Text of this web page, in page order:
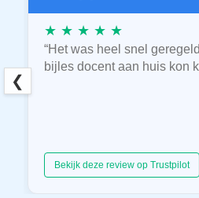
★ ★ ★ ★ ★
“Het was heel snel
bijles docent aan huis kon
Bekijk deze review op Trustpilot
❮